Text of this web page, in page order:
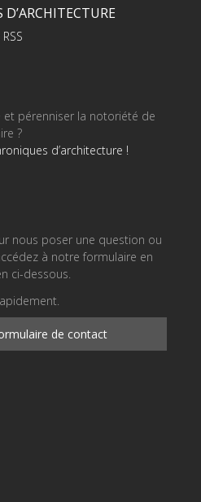
pérenniser la notoriété de
?
d’architecture !
nous poser une question ou
à notre formulaire en
ci-dessous.
de contact